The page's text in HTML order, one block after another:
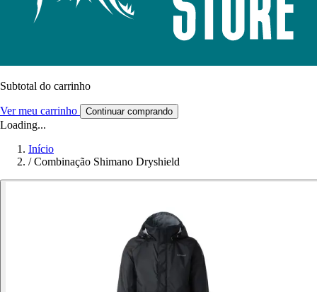
Subtotal do carrinho
Ver meu carrinho Continuar comprando
Loading...
Início
/ Combinação Shimano Dryshield